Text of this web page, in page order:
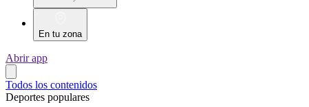
En tu zona
Abrir app
Todos los contenidos
Deportes populares